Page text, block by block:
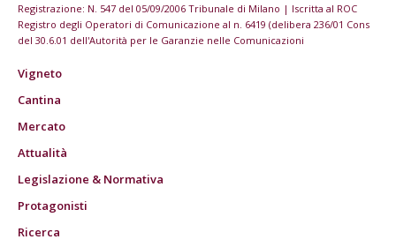
Registrazione: N. 547 del 05/09/2006 Tribunale di Milano | Iscritta al ROC
Registro degli Operatori di Comunicazione al n. 6419 (delibera 236/01 Cons
del 30.6.01 dell'Autorità per le Garanzie nelle Comunicazioni
Vigneto
Cantina
Mercato
Attualità
Legislazione & Normativa
Protagonisti
Ricerca